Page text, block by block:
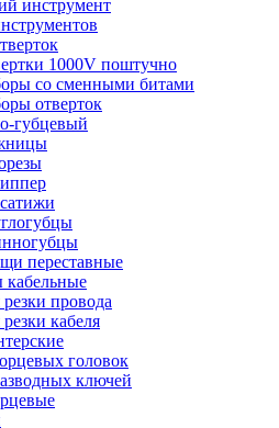
инструмент
1000V поштучно
со сменными битами
отверток
губцевый
переставные
провода
кабеля
головок
ключей